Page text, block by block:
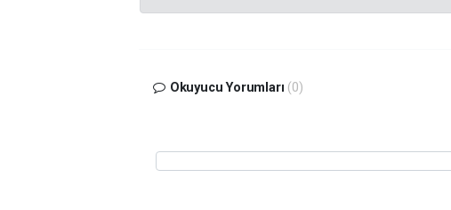
Okuyucu Yorumları (0)